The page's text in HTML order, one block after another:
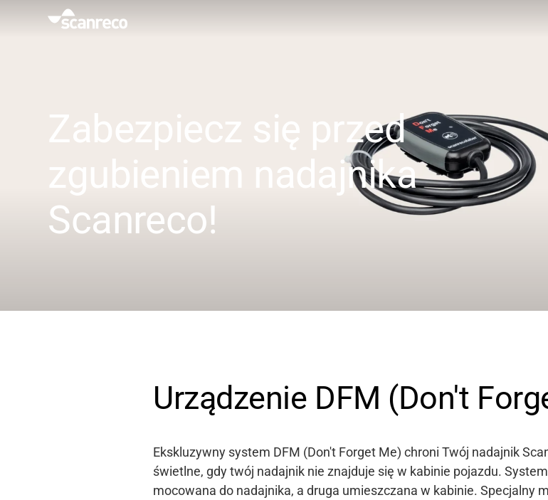
Wydajność i bezpieczeństwo operatora
Branże
Zabezpiecz się przed
zgubieniem nadajnika
Scanreco!
Urządzenie DFM (Don't
Ekskluzywny system DFM (Don't Forget Me) chroni Twój nadajnik
świetlne, gdy twój nadajnik nie znajduje się w kabinie pojazdu.
mocowana do nadajnika, a druga umieszczana w kabinie. Specjalny